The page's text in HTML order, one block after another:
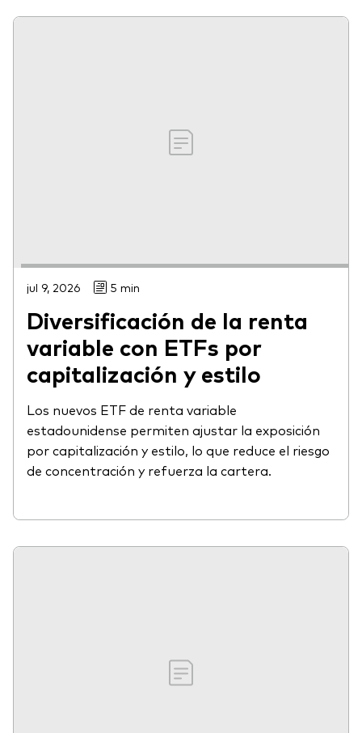
jul 9, 2026 5 min
Diversificación de la renta
variable con ETFs por
capitalización y estilo
Los nuevos ETF de renta variable
estadounidense permiten ajustar la exposición
por capitalización y estilo, lo que reduce el riesgo
de concentración y refuerza la cartera.